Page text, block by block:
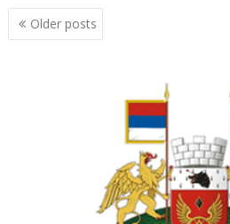
Posts
navigation
Older posts